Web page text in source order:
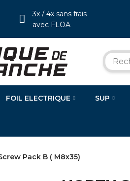
3x / 4x sans frais
avec FLOA
FOIL ELECTRIQUE SUP
Pack B ( M8x35)